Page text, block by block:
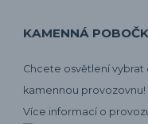
KAMENNÁ
Chcete osvětlení vybrat
kamennou provozovnu!
Více informací o